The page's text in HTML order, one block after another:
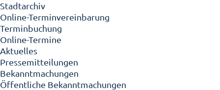
Stadtarchiv
Online-Terminvereinbarung
Terminbuchung
Online-Termine
Aktuelles
Pressemitteilungen
Bekanntmachungen
Öffentliche Bekanntmachungen